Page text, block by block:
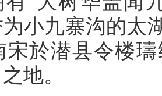
小九寨沟的太
宋於潜县令楼
地。